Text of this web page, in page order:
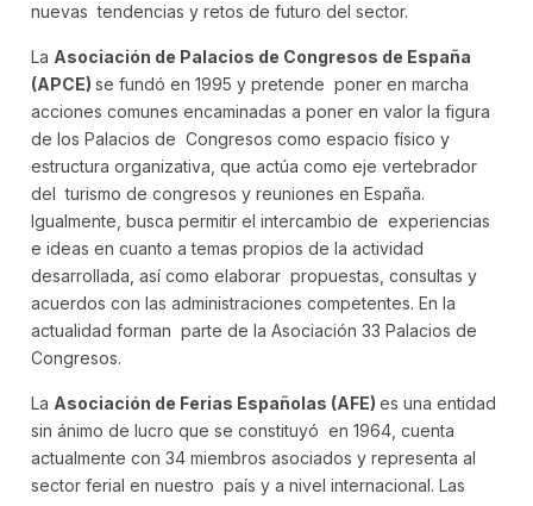
nuevas tendencias y retos de futuro del sector.
La Asociación de Palacios de Congresos de España
(APCE) se fundó en 1995 y pretende poner en marcha
acciones comunes encaminadas a poner en valor la figura
de los Palacios de Congresos como espacio físico y
estructura organizativa, que actúa como eje vertebrador
del turismo de congresos y reuniones en España.
Igualmente, busca permitir el intercambio de experiencias
e ideas en cuanto a temas propios de la actividad
desarrollada, así como elaborar propuestas, consultas y
acuerdos con las administraciones competentes. En la
actualidad forman parte de la Asociación 33 Palacios de
Congresos.
La Asociación de Ferias Españolas (AFE) es una entidad
sin ánimo de lucro que se constituyó en 1964, cuenta
actualmente con 34 miembros asociados y representa al
sector ferial en nuestro país y a nivel internacional. Las